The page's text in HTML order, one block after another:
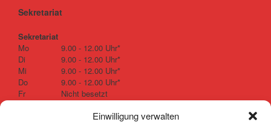
Einwilligung verwalten
Sekretariat
Sekretariat
Mo
9.00 - 12.00 Uhr*
Di
9.00 - 12.00 Uhr*
Mi
9.00 - 12.00 Uhr*
Do
9.00 - 12.00 Uhr*
Fr
Nicht besetzt